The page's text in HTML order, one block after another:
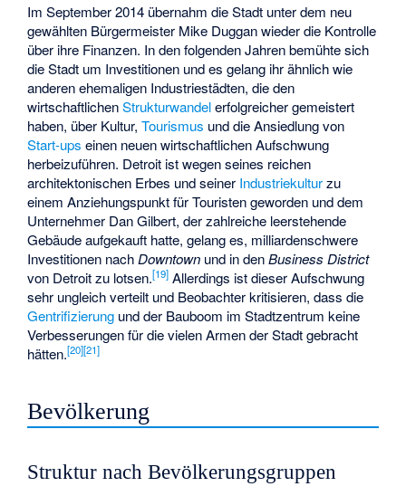
Im September 2014 übernahm die Stadt unter dem neu
gewählten Bürgermeister Mike Dugganwieder die Kontrolle
über ihre Finanzen. In den folgenden Jahren bemühte sich
die Stadt um Investitionen und es gelang ihr ähnlich wie
anderen ehemaligen Industriestädten, die den
wirtschaftlichenStrukturwandelerfolgreicher gemeistert
haben, über Kultur,Tourismus und die Ansiedlung von
Start-ups einen neuen wirtschaftlichen Aufschwung
herbeizuführen. Detroit ist wegen seines reichen
architektonischen Erbes und seiner Industriekulturzu
einem Anziehungspunkt für Touristen geworden und dem
Unternehmer Dan Gilbert, der zahlreiche leerstehende
Gebäude aufgekauft hatte, gelang es, milliardenschwere
Investitionen nachDowntown und in denBusiness District
von Detroit zu lotsen.[19] Allerdings ist dieser Aufschwung
sehr ungleich verteilt und Beobachter kritisieren, dass die
Gentrifizierung und der Bauboom im Stadtzentrum keine
Verbesserungen für die vielen Armen der Stadt gebracht
hätten.[20][21]
Bevölkerung
Struktur nach Bevölkerungsgruppen